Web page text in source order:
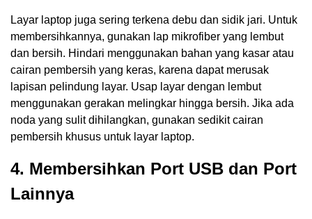
Layar laptop juga sering terkena debu dan sidik jari. Untuk
membersihkannya, gunakan lap mikrofiber yang lembut
dan bersih. Hindari menggunakan bahan yang kasar atau
cairan pembersih yang keras, karena dapat merusak
lapisan pelindung layar. Usap layar dengan lembut
menggunakan gerakan melingkar hingga bersih. Jika ada
noda yang sulit dihilangkan, gunakan sedikit cairan
pembersih khusus untuk layar laptop.
4. Membersihkan Port USB dan Port
Lainnya